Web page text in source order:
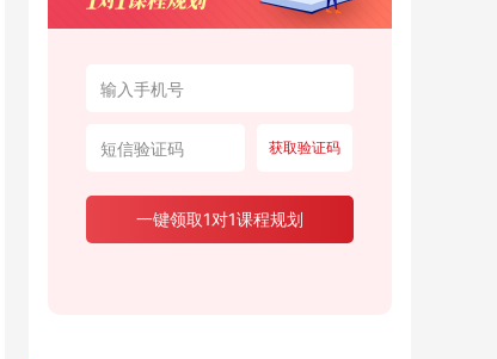
获取验证码
一键领取1对1课程规划